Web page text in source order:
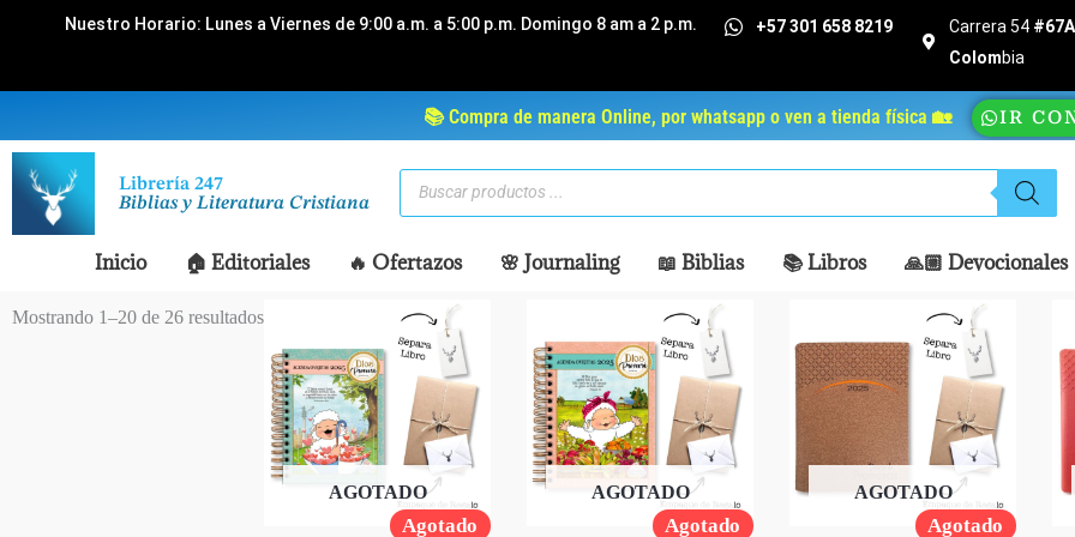
Nuestro Horario: Lunes a Viernes de 9:00 a.m. a 5:00 p.m. Domingo 8 am a 2 p.m. +57 301 658 8219 Carrera 54
Colombia
📚 Compra de manera Online, por whatsapp o ven a tienda física 🏡 IR
Librería 247
Biblias y Literatura Cristiana
Búsqueda
productos
Inicio 🏠 Editoriales 🔥 Ofertazos 🌸 Journaling 📖 Biblias 📚 Libros 🙏🏼 Devocionales
Mostrando 1–20 de 26 resultados
Agotado
AGOTADO
Agotado
AGOTADO
Agotado
AGOTADO